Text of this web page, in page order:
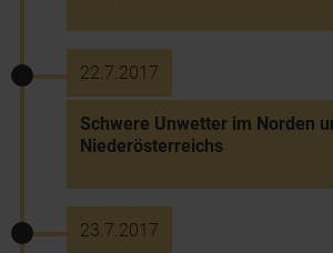
22.7.2017
Schwere Unwetter im Norden
Niederösterreichs
23.7.2017